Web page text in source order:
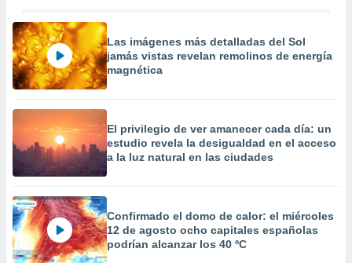
Las imágenes más detalladas del Sol
jamás vistas revelan remolinos de energía
magnética
El privilegio de ver amanecer cada día: un
estudio revela la desigualdad en el acceso
a la luz natural en las ciudades
Confirmado el domo de calor: el miércoles
12 de agosto ocho capitales españolas
podrían alcanzar los 40 ºC